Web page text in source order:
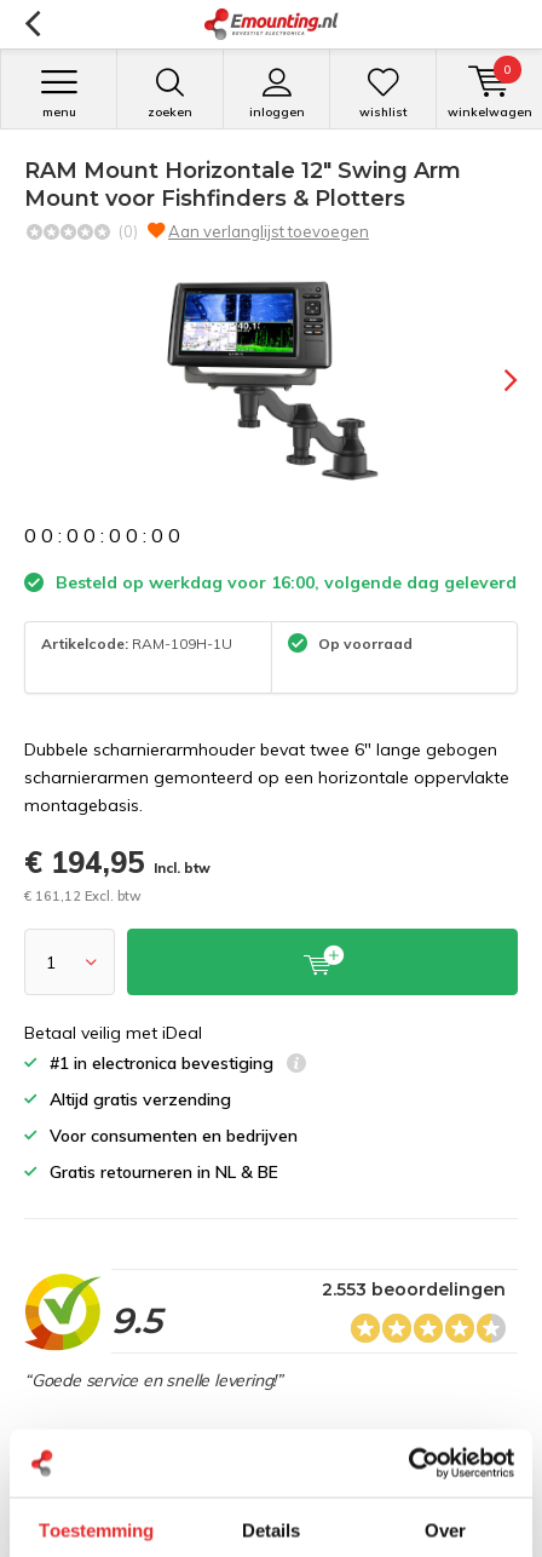
Toestemming Details Over
zoeken inloggen
menu wishlist winkelwagen
0
RAM Mount Horizontale 12" Swing Arm
Mount voor Fishfinders & Plotters
(0) Aan verlanglijst toevoegen
0 0 : 0 0 : 0 0 : 0 0
Besteld op werkdag voor 16:00, volgende dag geleverd
Artikelcode: RAM-109H-1U Op voorraad
Dubbele scharnierarmhouder bevat twee 6" lange gebogen
scharnierarmen gemonteerd op een horizontale oppervlakte
montagebasis.
€ 194,95
Incl. btw
€ 161,12 Excl. btw
Betaal veilig met iDeal
#1 in electronica bevestiging
Altijd gratis verzending
Voor consumenten en bedrijven
Gratis retourneren in NL & BE
9.5
2.553 beoordelingen
“Goede service en snelle levering!”
Onze specialisten denken graag met je mee